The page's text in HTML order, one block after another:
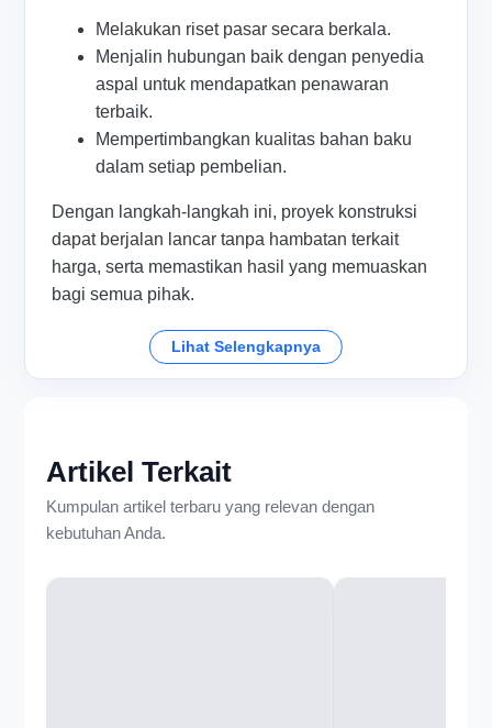
Melakukan riset pasar secara berkala.
Menjalin hubungan baik dengan penyedia
aspal untuk mendapatkan penawaran
terbaik.
Mempertimbangkan kualitas bahan baku
dalam setiap pembelian.
Dengan langkah-langkah ini, proyek konstruksi
dapat berjalan lancar tanpa hambatan terkait
harga, serta memastikan hasil yang memuaskan
bagi semua pihak.
Lihat Selengkapnya
Artikel Terkait
Kumpulan artikel terbaru yang relevan dengan
kebutuhan Anda.